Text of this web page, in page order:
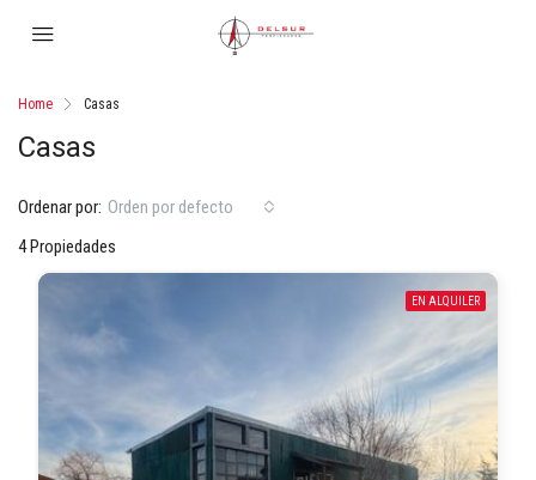
Home Casas
Casas
4 Propiedades
Ordenar por: Orden por defecto
EN ALQUILER